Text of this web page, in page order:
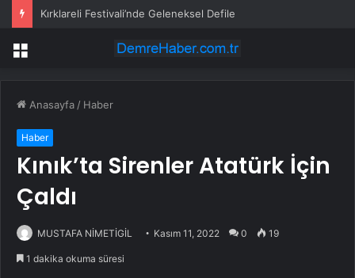
Kırklareli Festivali’nde Geleneksel Defile
Menü
Anasayfa / Haber
Haber
Kınık’ta Sirenler Atatürk İçin
Çaldı
MUSTAFA NİMETİGİL Kasım 11, 2022 0 19
1 dakika okuma süresi